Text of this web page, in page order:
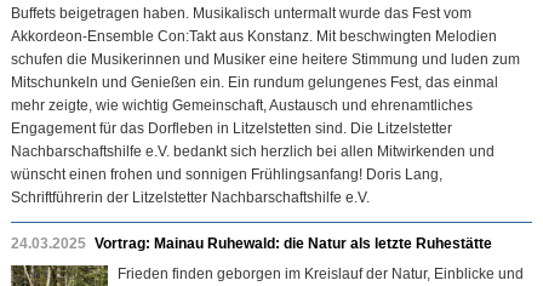
Buffets beigetragen haben. Musikalisch untermalt wurde das Fest vom
Akkordeon-Ensemble Con:Takt aus Konstanz. Mit beschwingten Melodien
schufen die Musikerinnen und Musiker eine heitere Stimmung und luden zum
Mitschunkeln und Genießen ein. Ein rundum gelungenes Fest, das einmal
mehr zeigte, wie wichtig Gemeinschaft, Austausch und ehrenamtliches
Engagement für das Dorfleben in Litzelstetten sind. Die Litzelstetter
Nachbarschaftshilfe e.V. bedankt sich herzlich bei allen Mitwirkenden und
wünscht einen frohen und sonnigen Frühlingsanfang! Doris Lang,
Schriftführerin der Litzelstetter Nachbarschaftshilfe e.V.
24.03.2025 Vortrag: Mainau Ruhewald: die Natur als letzte Ruhestätte
Frieden finden geborgen im Kreislauf der Natur, Einblicke und